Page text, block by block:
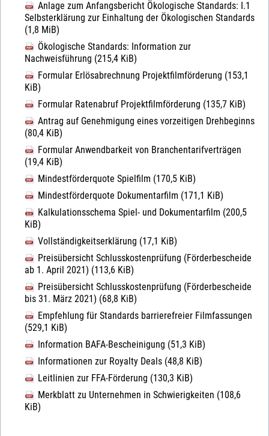
Anlage zum Anfangsbericht Ökologische Standards: I.1
Selbsterklärung zur Einhaltung der Ökologischen Standards
(1,8 MiB)
Ökologische Standards: Information zur
Nachweisführung (215,4 KiB)
Formular Erlösabrechnung Projektfilmförderung (153,1
KiB)
Formular Ratenabruf Projektfilmförderung (135,7 KiB)
Antrag auf Genehmigung eines vorzeitigen Drehbeginns
(80,4 KiB)
Formular Anwendbarkeit von Branchentarifverträgen
(19,4 KiB)
Mindestförderquote Spielfilm (170,5 KiB)
Mindestförderquote Dokumentarfilm (171,1 KiB)
Kalkulationsschema Spiel- und Dokumentarfilm (200,5
KiB)
Vollständigkeitserklärung (17,1 KiB)
Preisübersicht Schlusskostenprüfung (Förderbescheide
ab 1. April 2021) (113,6 KiB)
Preisübersicht Schlusskostenprüfung (Förderbescheide
bis 31. März 2021) (68,8 KiB)
Empfehlung für Standards barrierefreier Filmfassungen
(529,1 KiB)
Information BAFA-Bescheinigung (51,3 KiB)
Informationen zur Royalty Deals (48,8 KiB)
Leitlinien zur FFA-Förderung (130,3 KiB)
Merkblatt zu Unternehmen in Schwierigkeiten (108,6
KiB)